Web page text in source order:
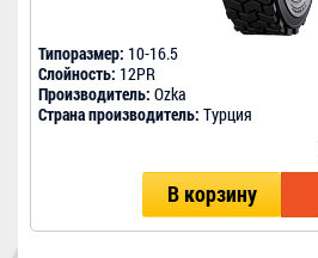
Типоразмер: 10-16.5
Слойность: 12PR
Производитель: Ozka
Страна производитель: Турция
В корзину